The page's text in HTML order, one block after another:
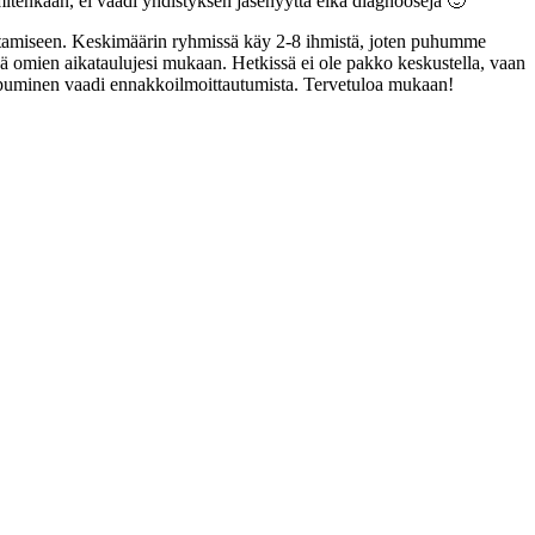
Keskimäärin ryhmissä käy 2-8 ihmistä, joten puhumme
aikataulujesi mukaan. Hetkissä ei ole pakko keskustella, vaan
vaadi ennakkoilmoittautumista. Tervetuloa mukaan!